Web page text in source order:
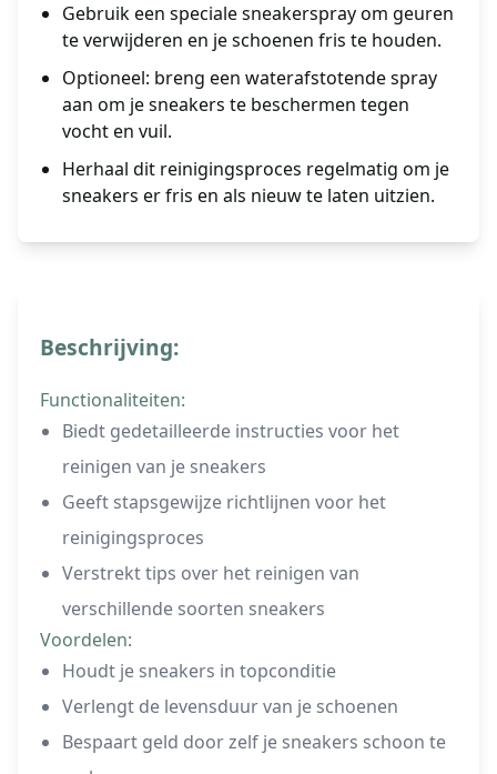
Gebruik een speciale sneakerspray om geuren
te verwijderen en je schoenen fris te houden.
Optioneel: breng een waterafstotende spray
aan om je sneakers te beschermen tegen
vocht en vuil.
Herhaal dit reinigingsproces regelmatig om je
sneakers er fris en als nieuw te laten uitzien.
Beschrijving:
Functionaliteiten:
Biedt gedetailleerde instructies voor het
reinigen van je sneakers
Geeft stapsgewijze richtlijnen voor het
reinigingsproces
Verstrekt tips over het reinigen van
verschillende soorten sneakers
Voordelen:
Houdt je sneakers in topconditie
Verlengt de levensduur van je schoenen
Bespaart geld door zelf je sneakers schoon te